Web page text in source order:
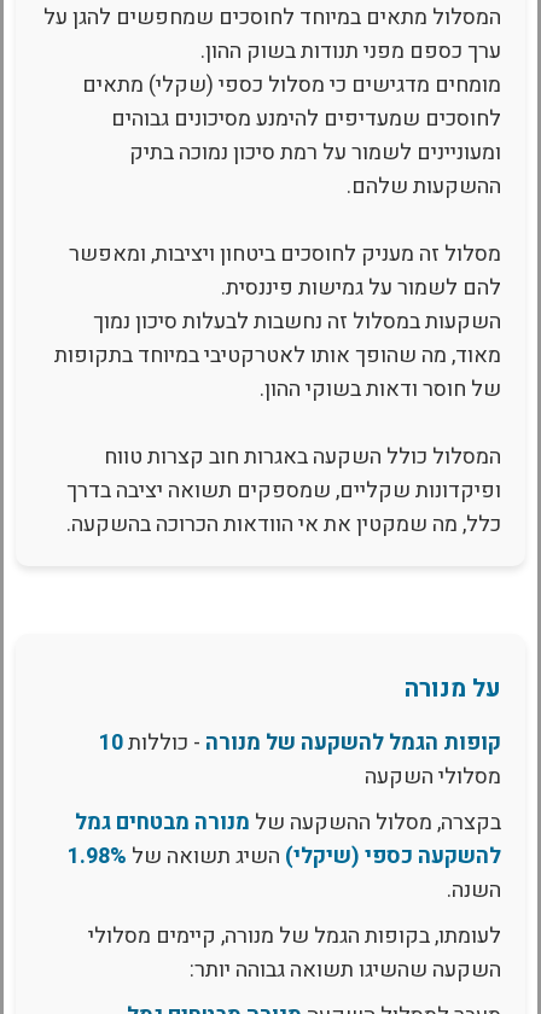
המסלול מתאים במיוחד לחוסכים שמחפשים להגן על
ערך כספם מפני תנודות בשוק ההון.
מומחים מדגישים כי מסלול כספי (שקלי) מתאים
לחוסכים שמעדיפים להימנע מסיכונים גבוהים
ומעוניינים לשמור על רמת סיכון נמוכה בתיק
ההשקעות שלהם.
מסלול זה מעניק לחוסכים ביטחון ויציבות, ומאפשר
להם לשמור על גמישות פיננסית.
השקעות במסלול זה נחשבות לבעלות סיכון נמוך
מאוד, מה שהופך אותו לאטרקטיבי במיוחד בתקופות
של חוסר ודאות בשוקי ההון.
המסלול כולל השקעה באגרות חוב קצרות טווח
ופיקדונות שקליים, שמספקים תשואה יציבה בדרך
כלל, מה שמקטין את אי הוודאות הכרוכה בהשקעה.
על מנורה
קופות הגמל להשקעה של מנורה - כוללות10
מסלולי השקעה
בקצרה, מסלול ההשקעה של מנורה מבטחים גמל
להשקעה כספי (שיקלי) השיג תשואה של 1.98%
השנה.
לעומתו, בקופות הגמל של מנורה, קיימים מסלולי
השקעה שהשיגו תשואה גבוהה יותר: